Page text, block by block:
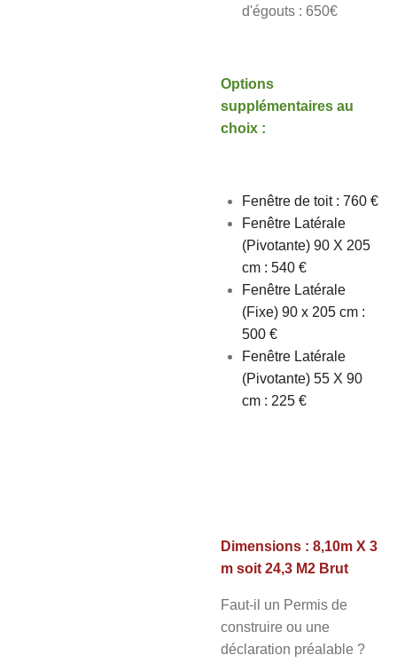
d'égouts : 650€
Options
supplémentaires au
choix :
Fenêtre de toit : 760 €
Fenêtre Latérale
(Pivotante) 90 X 205
cm : 540 €
Fenêtre Latérale
(Fixe) 90 x 205 cm :
500 €
Fenêtre Latérale
(Pivotante) 55 X 90
cm : 225 €
Dimensions : 8,10m X 3
m soit 24,3 M2 Brut
Faut-il un Permis de
construire ou une
déclaration préalable ?